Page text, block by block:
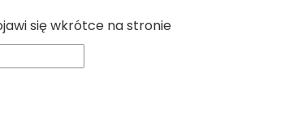
się wkrótce na stronie